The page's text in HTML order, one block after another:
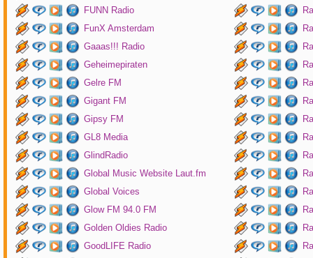
FUNN Radio
FunX Amsterdam
Gaaas!!! Radio
Geheimepiraten
Gelre FM
Gigant FM
Gipsy FM
GL8 Media
GlindRadio
Global Music Website Laut.fm
Global Voices
Glow FM 94.0 FM
Golden Oldies Radio
GoodLIFE Radio